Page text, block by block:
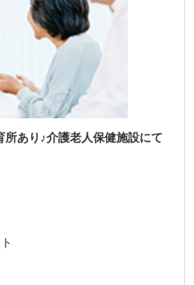
所あり♪介護老人保健施設にて